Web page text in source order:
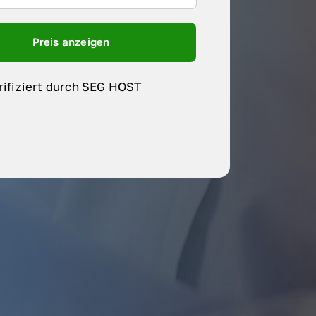
Preis anzeigen
durch SEG HOST